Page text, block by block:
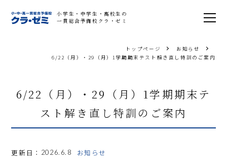
小学生・中学生・高校生の
一貫総合予備校クラ・ゼミ
トップページ
お知らせ
6/22（月）・29（月）1学期期末テスト解き直し特訓のご案内
6/22（月）・29（月）1学期期末テ
スト解き直し特訓のご案内
更新日： 2026.6.8 お知らせ